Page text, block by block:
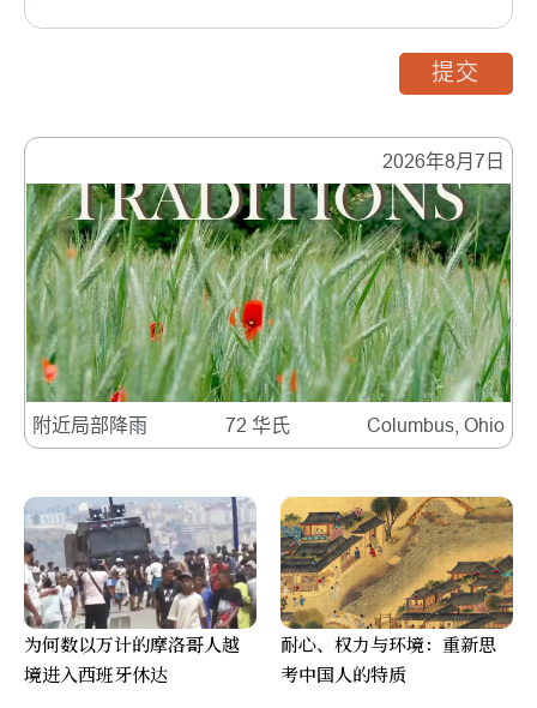
2026年8月7日
附近局部降雨 72 华氏 Columbus, Ohio
提交
为何数以万计的摩洛哥人越
境进入西班牙休达
耐心、权力与环境：重新思
考中国人的特质